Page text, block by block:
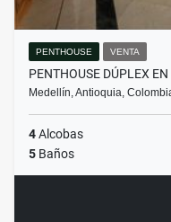
PENTHOUSE VENTA
PENTHOUSE DÚPLEX
Medellín, Antioquia,
4Alcobas
5 Baños